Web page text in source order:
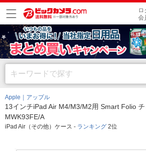
ロ
会
Apple｜アップル
13インチiPad Air M4/M3/M2用 Smart Folio
MWK93FE/A
iPad Air（その他）ケース - ランキング 2位